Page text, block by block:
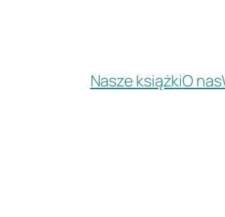
Nasze książkiO nas